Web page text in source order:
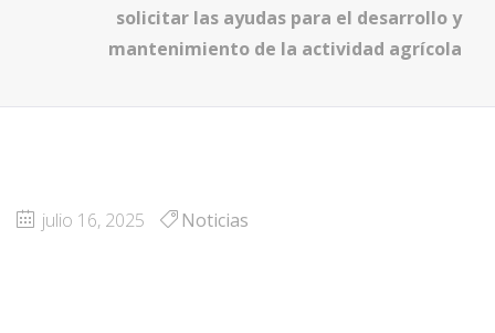
solicitar las ayudas para el desarrollo y
mantenimiento de la actividad agrícola
julio 16, 2025 Noticias